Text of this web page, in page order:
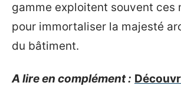
gamme exploitent souvent ces
pour immortaliser la majesté
du bâtiment.
A lire en complément :